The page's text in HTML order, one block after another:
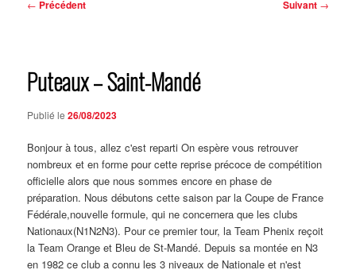
← Précédent Suivant →
Puteaux – Saint-Mandé
Publié le26/08/2023
Bonjour à tous, allez c'est reparti On espère vous retrouver
nombreux et en forme pour cette reprise précoce de compétition
officielle alors que nous sommes encore en phase de
préparation. Nous débutons cette saison par la Coupe de France
Fédérale,nouvelle formule, qui ne concernera que les clubs
Nationaux(N1N2N3). Pour ce premier tour, la Team Phenix reçoit
la Team Orange et Bleu de St-Mandé. Depuis sa montée en N3
en 1982 ce club a connu les 3 niveaux de Nationale et n'est